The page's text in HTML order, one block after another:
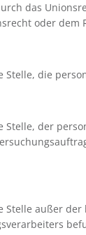
das
oder dem
die
der
außer